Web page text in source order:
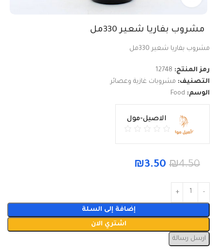
مشروب بفاريا شعير 330مل
مشروب بفاريا شعير 330مل
رمز المنتج: 12748
التصنيف: مشروبات غازية وعصائر
الوسم: Food
الاصيل-مول
₪4.50
₪3.50
إضافة إلى السلة
اشتري الان
ارسل رسالة